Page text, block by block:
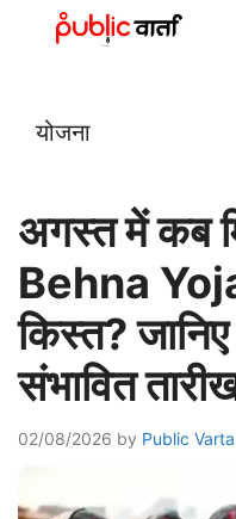
योजना
अगस्त में कब
Behna
किस्त?
संभावित
02/08/2026 by Public Varta